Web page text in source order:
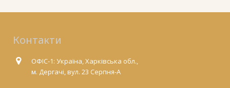
Контакти
ОФІС-1: Україна, Харківська обл.,
м. Дергачі, вул. 23 Серпня-А